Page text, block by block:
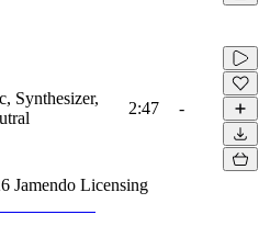
Synthesizer,
2:47 -
Jamendo Licensing